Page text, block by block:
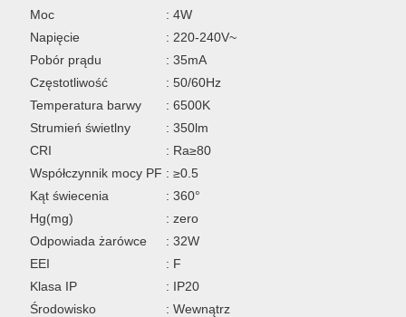
Moc
: 4W
Napięcie
: 220-240V~
Pobór prądu
: 35mA
Częstotliwość
: 50/60Hz
Temperatura barwy
: 6500K
Strumień świetlny
: 350lm
CRI
: Ra≥80
Współczynnik mocy PF : ≥0.5
Kąt świecenia
: 360°
Hg(mg)
: zero
Odpowiada żarówce
: 32W
EEI
: F
Klasa IP
: IP20
Środowisko
: Wewnątrz